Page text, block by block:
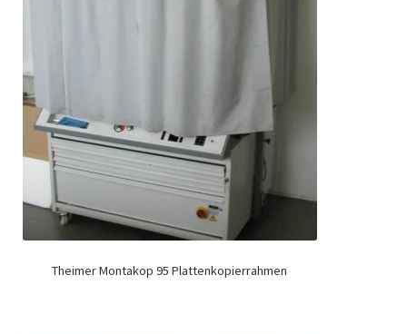
Theimer Montakop 95 Plattenkopierrahmen